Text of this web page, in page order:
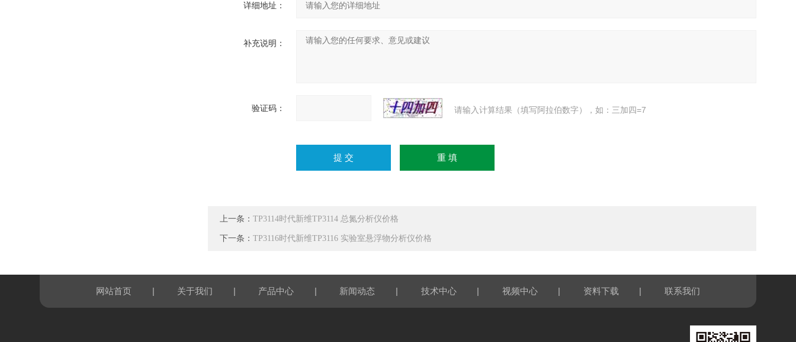
详细地址：
补充说明：
验证码： 请输入计算结果（填写阿拉伯数字），如：三加四=7
上一条：TP3114时代新维TP3114 总氮分析仪价格
下一条：TP3116时代新维TP3116 实验室悬浮物分析仪价格
网站首页 | 关于我们 | 产品中心 | 新闻动态 | 技术中心 | 视频中心 | 资料下载 | 联系我们